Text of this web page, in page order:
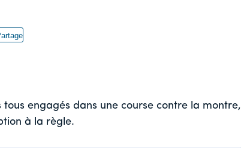
tous engagés dans une course contre la montre,
à la règle.